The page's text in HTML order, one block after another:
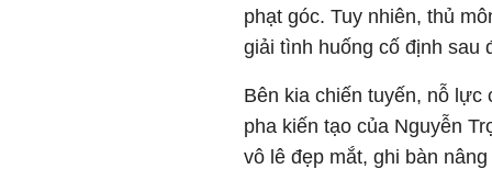
phạt góc. Tuy nhiên, thủ
giải tình huống cố định sau
Bên kia chiến tuyến, nỗ
pha kiến tạo của Nguyễn
vô lê đẹp mắt, ghi bàn